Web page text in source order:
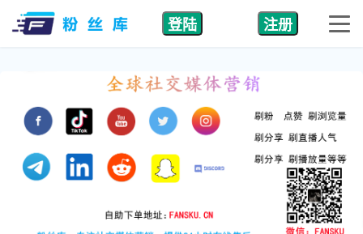
登陆 注册